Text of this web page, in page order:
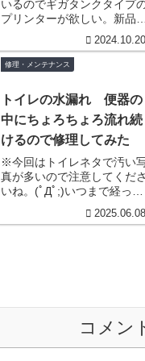
た Canon G7030 Error
code 6800
いるのでギガタンクタイプ
プリンターが欲しい。新品や
ヤフオクの中古などを物色し
たがそれなりの値段だったり
する。安いものはどれもジャ
2024.10.20
修理・メンテナンス
トイレの水漏れ 便器の
中にちょろちょろ流れ続
けるので修理してみた
※今回はトイレネタで汚い
真が多いので注意してくださ
いね。(ﾟДﾟ;)いつまで経って
トイレの水。修理してくれと
2025.06.08
コメン